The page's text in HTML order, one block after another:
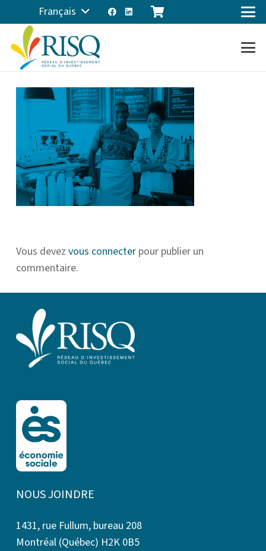
Français
Vous devez vous connecter pour publier un
commentaire.
NOUS JOINDRE
1431, rue Fullum, bureau 208
Montréal (Québec) H2K 0B5